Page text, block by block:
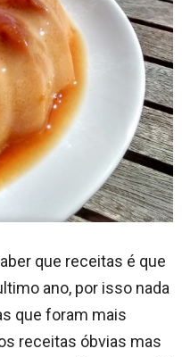
que receitas é que
ano, por isso nada
que foram mais
receitas óbvias mas